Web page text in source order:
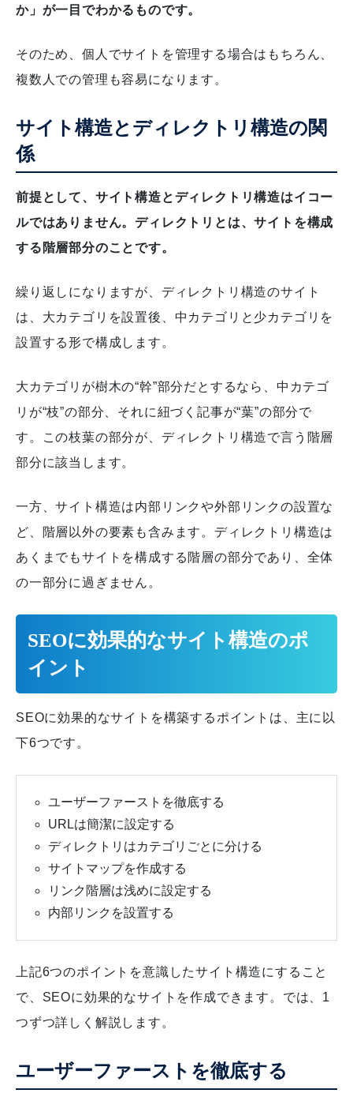
か」が一目でわかるものです。
そのため、個人でサイトを管理する場合はもちろん、
複数人での管理も容易になります。
サイト構造とディレクトリ構造の関
係
前提として、サイト構造とディレクトリ構造はイコー
ルではありません。ディレクトリとは、サイトを構成
する階層部分のことです。
繰り返しになりますが、ディレクトリ構造のサイト
は、大カテゴリを設置後、中カテゴリと少カテゴリを
設置する形で構成します。
大カテゴリが樹木の“幹”部分だとするなら、中カテゴ
リが“枝”の部分、それに紐づく記事が“葉”の部分で
す。この枝葉の部分が、ディレクトリ構造で言う階層
部分に該当します。
一方、サイト構造は内部リンクや外部リンクの設置な
ど、階層以外の要素も含みます。ディレクトリ構造は
あくまでもサイトを構成する階層の部分であり、全体
の一部分に過ぎません。
SEOに効果的なサイト構造のポ
イント
SEOに効果的なサイトを構築するポイントは、主に以
下6つです。
ユーザーファーストを徹底する
URLは簡潔に設定する
ディレクトリはカテゴリごとに分ける
サイトマップを作成する
リンク階層は浅めに設定する
内部リンクを設置する
上記6つのポイントを意識したサイト構造にすること
で、SEOに効果的なサイトを作成できます。では、1
つずつ詳しく解説します。
ユーザーファーストを徹底する